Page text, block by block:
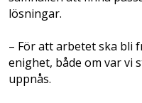
lösningar.
– För att arbetet ska bli
enighet, både om var vi
uppnås.